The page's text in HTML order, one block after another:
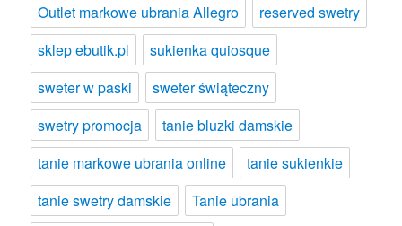
Outlet markowe ubrania Allegro
reserved swetry
sklep ebutik.pl
sukienka quiosque
sweter w paski
sweter świąteczny
swetry promocja
tanie bluzki damskie
tanie markowe ubrania online
tanie sukienkie
tanie swetry damskie
Tanie ubrania